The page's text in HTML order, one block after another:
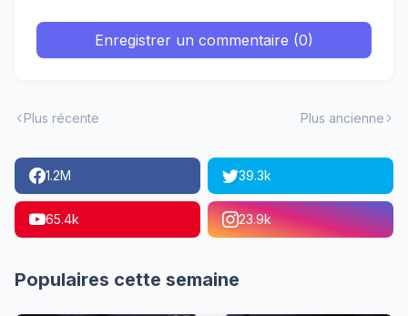
Enregistrer un commentaire (0)
Plus récente Plus ancienne
1.2M 39.3k
65.4k 23.9k
Populaires cette semaine